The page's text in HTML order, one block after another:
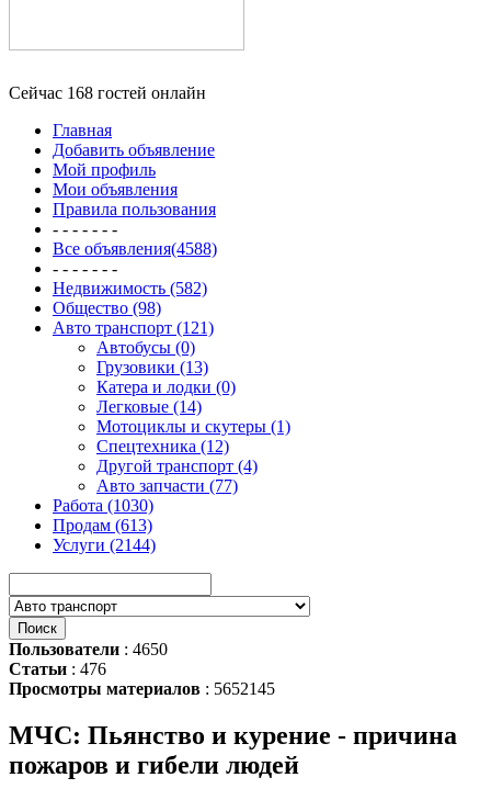
Сейчас 168 гостей онлайн
Главная
Добавить объявление
Мой профиль
Мои объявления
Правила пользования
- - - - - - -
Все объявления(4588)
- - - - - - -
Недвижимость (582)
Общество (98)
Авто транспорт (121)
Автобусы (0)
Грузовики (13)
Катера и лодки (0)
Легковые (14)
Мотоциклы и скутеры (1)
Спецтехника (12)
Другой транспорт (4)
Авто запчасти (77)
Работа (1030)
Продам (613)
Услуги (2144)
Пользователи : 4650
Статьи : 476
Просмотры материалов : 5652145
МЧС: Пьянство и курение - причина
пожаров и гибели людей